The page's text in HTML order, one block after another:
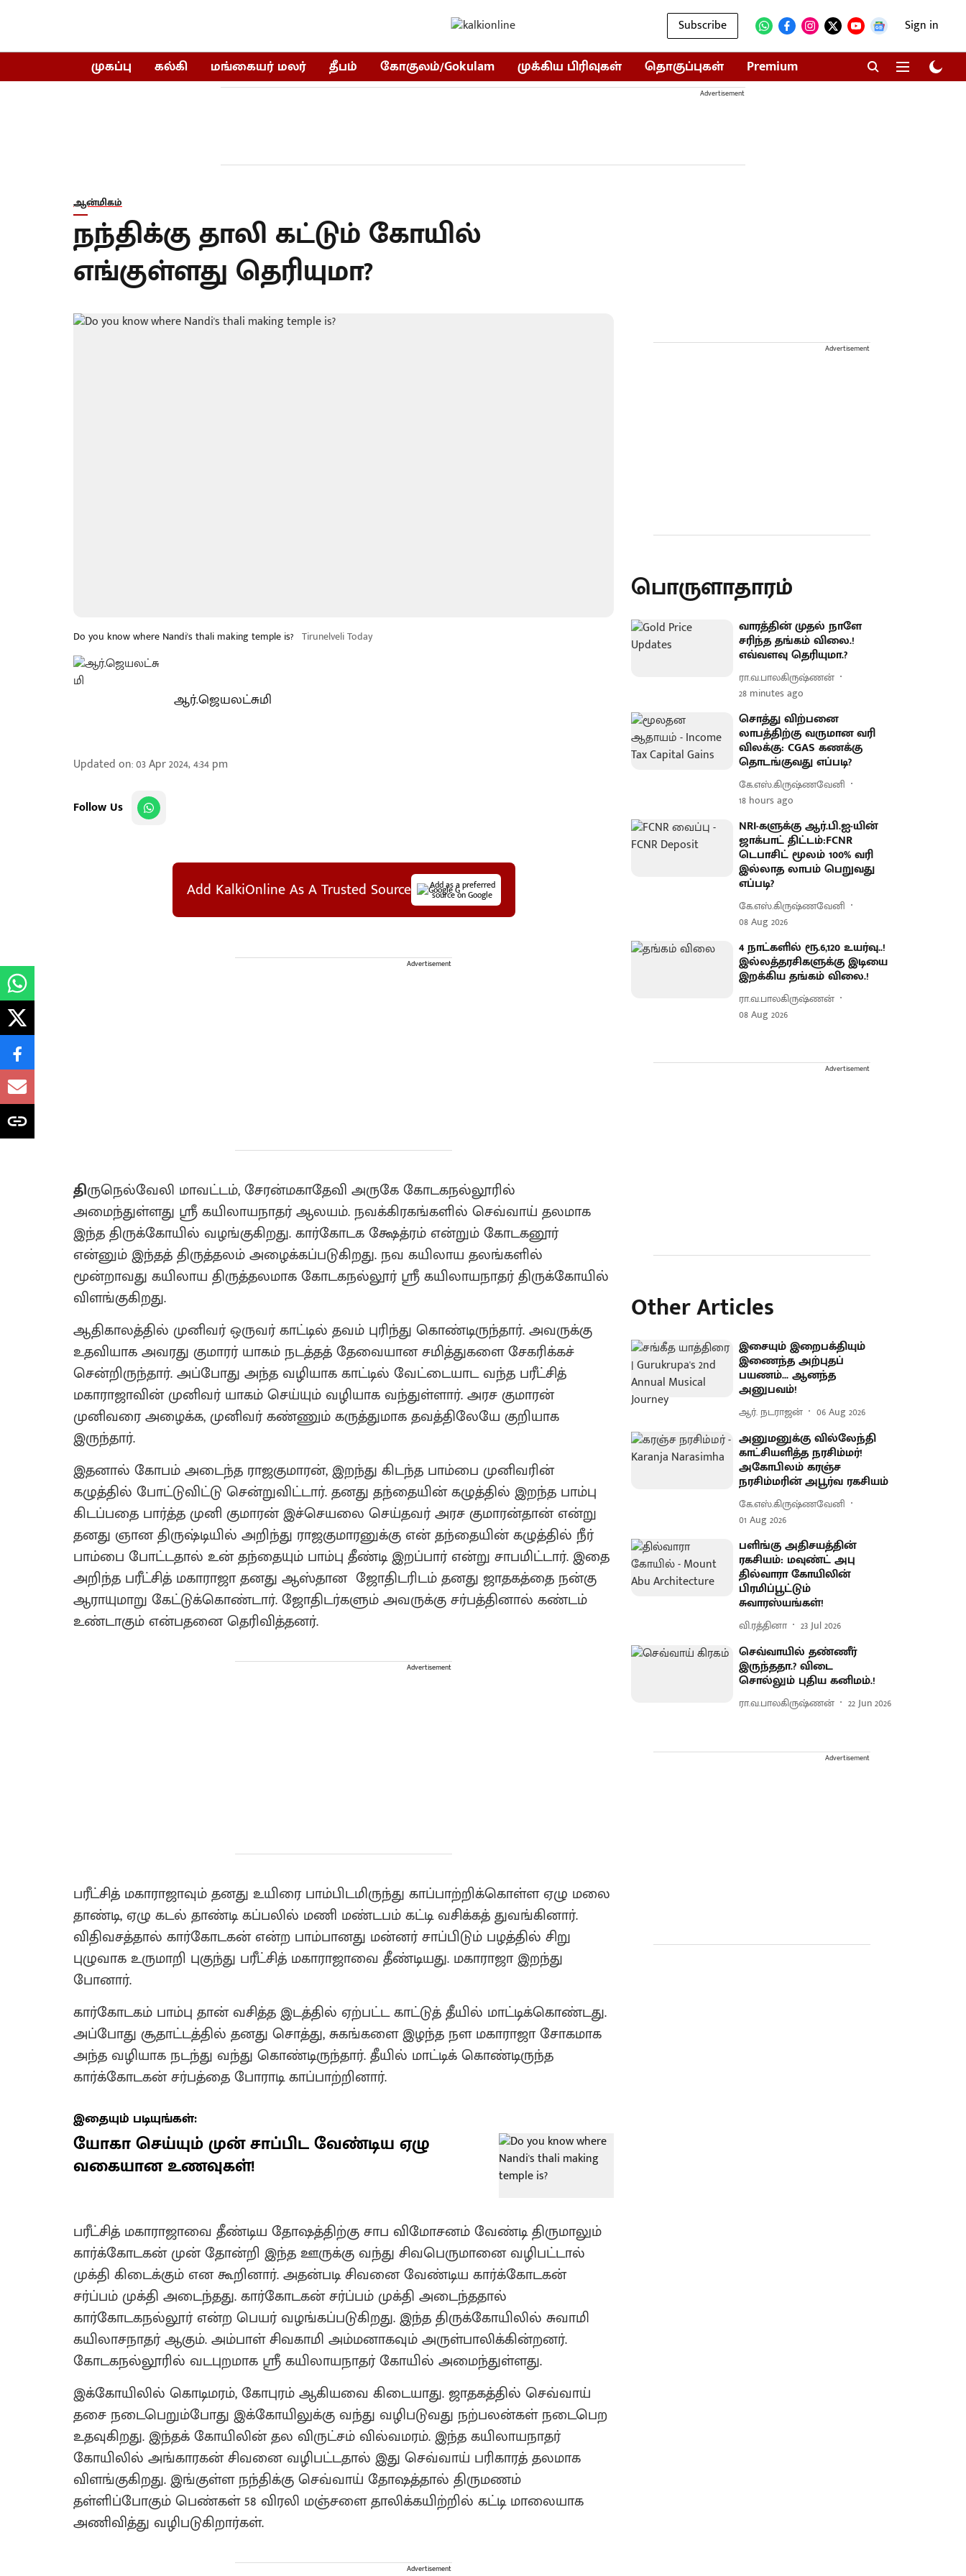
Subscribe Sign in
முகப்பு கல்கி மங்கையர் மலர் தீபம் கோகுலம்/Gokulam முக்கிய பிரிவுகள் தொகுப்புகள் Premium
Advertisement
ஆன்மிகம்
நந்திக்கு தாலி கட்டும் கோயில்
எங்குள்ளது தெரியுமா?
Do you know where Nandi's thali making temple is? Tirunelveli Today
ஆர்.ஜெயலட்சுமி
Updated on:03 Apr 2024, 4:34 pm
Follow Us
Add KalkiOnline As A Trusted Source Add as a preferred
source on Google
Advertisement
திருநெல்வேலி மாவட்டம், சேரன்மகாதேவி அருகே கோடகநல்லூரில்
அமைந்துள்ளது ஸ்ரீ கயிலாயநாதர் ஆலயம். நவக்கிரகங்களில் செவ்வாய் தலமாக
இந்த திருக்கோயில் வழங்குகிறது. கார்கோடக க்ஷேத்ரம் என்றும் கோடகனூர்
என்னும் இந்தத் திருத்தலம் அழைக்கப்படுகிறது. நவ கயிலாய தலங்களில்
மூன்றாவது கயிலாய திருத்தலமாக கோடகநல்லூர் ஸ்ரீ கயிலாயநாதர் திருக்கோயில்
விளங்குகிறது.
ஆதிகாலத்தில் முனிவர் ஒருவர் காட்டில் தவம் புரிந்து கொண்டிருந்தார். அவருக்கு
உதவியாக அவரது குமாரர் யாகம் நடத்தத் தேவையான சமித்துகளை சேகரிக்கச்
சென்றிருந்தார். அப்போது அந்த வழியாக காட்டில் வேட்டையாட வந்த பரீட்சித்
மகாராஜாவின் முனிவர் யாகம் செய்யும் வழியாக வந்துள்ளார். அரச குமாரன்
முனிவரை அழைக்க, முனிவர் கண்ணும் கருத்துமாக தவத்திலேயே குறியாக
இருந்தார்.
இதனால் கோபம் அடைந்த ராஜகுமாரன், இறந்து கிடந்த பாம்பை முனிவரின்
கழுத்தில் போட்டுவிட்டு சென்றுவிட்டார். தனது தந்தையின் கழுத்தில் இறந்த பாம்பு
கிடப்பதை பார்த்த முனி குமாரன் இச்செயலை செய்தவர் அரச குமாரன்தான் என்று
தனது ஞான திருஷ்டியில் அறிந்து ராஜகுமாரனுக்கு என் தந்தையின் கழுத்தில் நீர்
பாம்பை போட்டதால் உன் தந்தையும் பாம்பு தீண்டி இறப்பார் என்று சாபமிட்டார். இதை
அறிந்த பரீட்சித் மகாராஜா தனது ஆஸ்தான ஜோதிடரிடம் தனது ஜாதகத்தை நன்கு
ஆராயுமாறு கேட்டுக்கொண்டார். ஜோதிடர்களும் அவருக்கு சர்பத்தினால் கண்டம்
உண்டாகும் என்பதனை தெரிவித்தனர்.
Advertisement
பரீட்சித் மகாராஜாவும் தனது உயிரை பாம்பிடமிருந்து காப்பாற்றிக்கொள்ள ஏழு மலை
தாண்டி, ஏழு கடல் தாண்டி கப்பலில் மணி மண்டபம் கட்டி வசிக்கத் துவங்கினார்.
விதிவசத்தால் கார்கோடகன் என்ற பாம்பானது மன்னர் சாப்பிடும் பழத்தில் சிறு
புழுவாக உருமாறி புகுந்து பரீட்சித் மகாராஜாவை தீண்டியது. மகாராஜா இறந்து
போனார்.
கார்கோடகம் பாம்பு தான் வசித்த இடத்தில் ஏற்பட்ட காட்டுத் தீயில் மாட்டிக்கொண்டது.
அப்போது சூதாட்டத்தில் தனது சொத்து, சுகங்களை இழந்த நள மகாராஜா சோகமாக
அந்த வழியாக நடந்து வந்து கொண்டிருந்தார். தீயில் மாட்டிக் கொண்டிருந்த
கார்க்கோடகன் சர்பத்தை போராடி காப்பாற்றினார்.
இதையும் படியுங்கள்:
யோகா செய்யும் முன் சாப்பிட வேண்டிய ஏழு
வகையான உணவுகள்!
பரீட்சித் மகாராஜாவை தீண்டிய தோஷத்திற்கு சாப விமோசனம் வேண்டி திருமாலும்
கார்க்கோடகன் முன் தோன்றி இந்த ஊருக்கு வந்து சிவபெருமானை வழிபட்டால்
முக்தி கிடைக்கும் என கூறினார். அதன்படி சிவனை வேண்டிய கார்க்கோடகன்
சர்ப்பம் முக்தி அடைந்தது. கார்கோடகன் சர்ப்பம் முக்தி அடைந்ததால்
கார்கோடகநல்லூர் என்ற பெயர் வழங்கப்படுகிறது. இந்த திருக்கோயிலில் சுவாமி
கயிலாசநாதர் ஆகும். அம்பாள் சிவகாமி அம்மனாகவும் அருள்பாலிக்கின்றனர்.
கோடகநல்லூரில் வடபுறமாக ஸ்ரீ கயிலாயநாதர் கோயில் அமைந்துள்ளது.
இக்கோயிலில் கொடிமரம், கோபுரம் ஆகியவை கிடையாது. ஜாதகத்தில் செவ்வாய்
தசை நடைபெறும்போது இக்கோயிலுக்கு வந்து வழிபடுவது நற்பலன்கள் நடைபெற
உதவுகிறது. இந்தக் கோயிலின் தல விருட்சம் வில்வமரம். இந்த கயிலாயநாதர்
கோயிலில் அங்காரகன் சிவனை வழிபட்டதால் இது செவ்வாய் பரிகாரத் தலமாக
விளங்குகிறது. இங்குள்ள நந்திக்கு செவ்வாய் தோஷத்தால் திருமணம்
தள்ளிப்போகும் பெண்கள் 58 விரலி மஞ்சளை தாலிக்கயிற்றில் கட்டி மாலையாக
அணிவித்து வழிபடுகிறார்கள்.
Advertisement
Advertisement
பொருளாதாரம்
வாரத்தின் முதல் நாளே
சரிந்த தங்கம் விலை.!
எவ்வளவு தெரியுமா.?
ரா.வ.பாலகிருஷ்ணன்
28 minutes ago
சொத்து விற்பனை
லாபத்திற்கு வருமான வரி
விலக்கு: CGAS கணக்கு
தொடங்குவது எப்படி?
கே.எஸ்.கிருஷ்ணவேனி
18 hours ago
NRI-களுக்கு ஆர்.பி.ஐ-யின்
ஜாக்பாட் திட்டம்:FCNR
டெபாசிட் மூலம் 100% வரி
இல்லாத லாபம் பெறுவது
எப்படி?
கே.எஸ்.கிருஷ்ணவேனி
08 Aug 2026
4 நாட்களில் ரூ.6,120 உயர்வு..!
இல்லத்தரசிகளுக்கு இடியை
இறக்கிய தங்கம் விலை.!
ரா.வ.பாலகிருஷ்ணன்
08 Aug 2026
Advertisement
Other Articles
இசையும் இறைபக்தியும்
இணைந்த அற்புதப்
பயணம்... ஆனந்த
அனுபவம்!
ஆர். நடராஜன் 06 Aug 2026
அனுமனுக்கு வில்லேந்தி
காட்சியளித்த நரசிம்மர்!
அகோபிலம் கரஞ்ச
நரசிம்மரின் அபூர்வ ரகசியம்
கே.எஸ்.கிருஷ்ணவேனி
01 Aug 2026
பளிங்கு அதிசயத்தின்
ரகசியம்: மவுண்ட் அபு
தில்வாரா கோயிலின்
பிரமிப்பூட்டும்
சுவாரஸ்யங்கள்!
வி.ரத்தினா 23 Jul 2026
செவ்வாயில் தண்ணீர்
இருந்ததா.? விடை
சொல்லும் புதிய கனிமம்.!
ரா.வ.பாலகிருஷ்ணன் 22 Jun 2026
Advertisement